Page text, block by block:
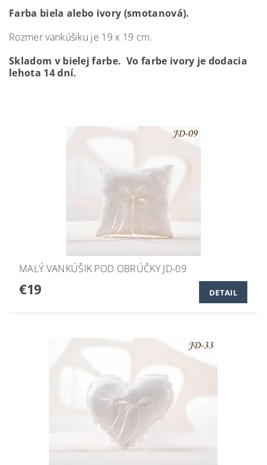
Farba biela alebo ivory (smotanová).
Rozmer vankúšiku je 19 x 19 cm.
Skladom v bielej farbe. Vo farbe ivory je dodacia
lehota 14 dní.
MALÝ VANKÚŠIK POD OBRÚČKY JD-09
€19 DETAIL